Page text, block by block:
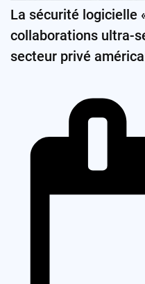
La sécurité logicielle
collaborations ultra-
secteur privé